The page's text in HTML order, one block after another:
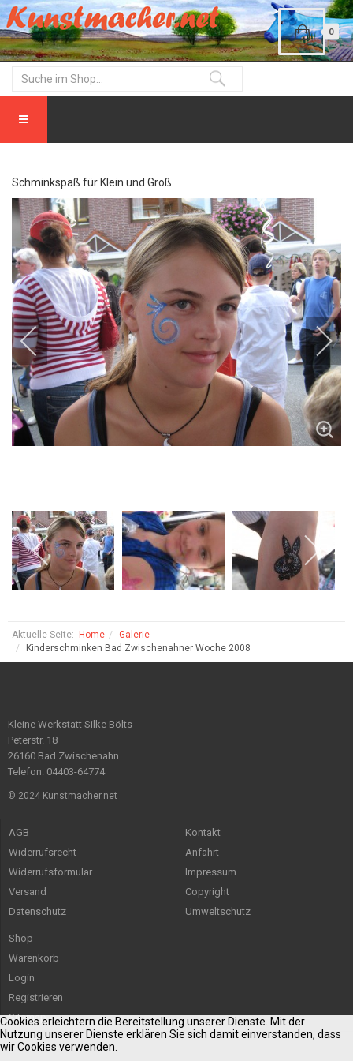
0
Schminkspaß für Klein und Groß.
Aktuelle Seite: Home
Galerie
Kinderschminken Bad Zwischenahner Woche 2008
Kleine Werkstatt Silke Bölts
Peterstr. 18
26160 Bad Zwischenahn
Telefon: 04403-64774
© 2024 Kunstmacher.net
AGB
Widerrufsrecht
Widerrufsformular
Versand
Datenschutz
Kontakt
Anfahrt
Impressum
Copyright
Umweltschutz
Shop
Warenkorb
Login
Registrieren
Sitemap
Cookies erleichtern die Bereitstellung unserer Dienste. Mit der
Nutzung unserer Dienste erklären Sie sich damit einverstanden, dass
wir Cookies verwenden.